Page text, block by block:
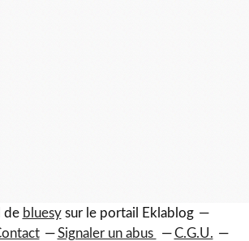
de bluesysur le portail Eklablog
Signaler un abus
C.G.U.